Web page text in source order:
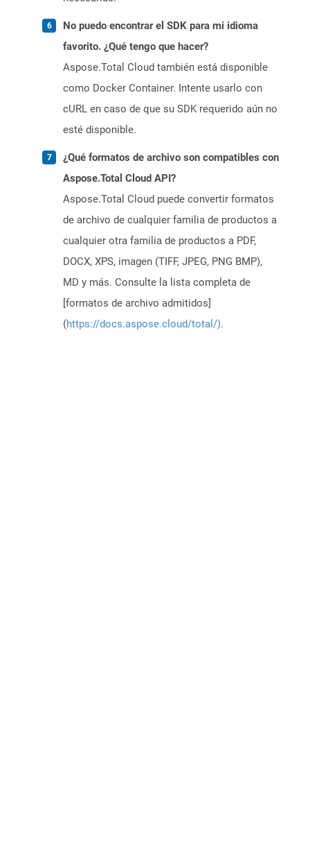
No puedo encontrar el SDK para mi idioma
favorito. ¿Qué tengo que hacer?
Aspose.Total Cloud también está disponible
como Docker Container. Intente usarlo con
cURL en caso de que su SDK requerido aún no
esté disponible.
¿Qué formatos de archivo son compatibles con
Aspose.Total Cloud API?
Aspose.Total Cloud puede convertir formatos
de archivo de cualquier familia de productos a
cualquier otra familia de productos a PDF,
DOCX, XPS, imagen (TIFF, JPEG, PNG BMP),
MD y más. Consulte la lista completa de
[formatos de archivo admitidos]
(https://docs.aspose.cloud/total/).